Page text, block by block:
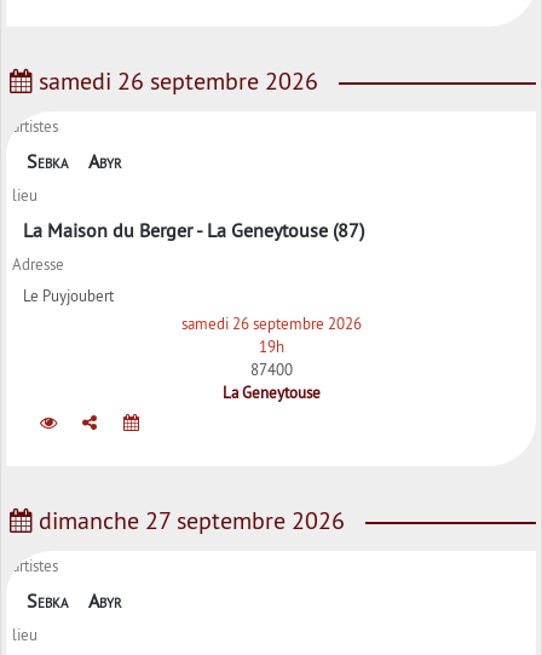
samedi 26 septembre 2026
artistes
Sebka Abyr
lieu
La Maison du Berger - La Geneytouse (87)
Adresse
Le Puyjoubert
samedi 26 septembre 2026
19h
87400
La Geneytouse
dimanche 27 septembre 2026
artistes
Sebka Abyr
lieu